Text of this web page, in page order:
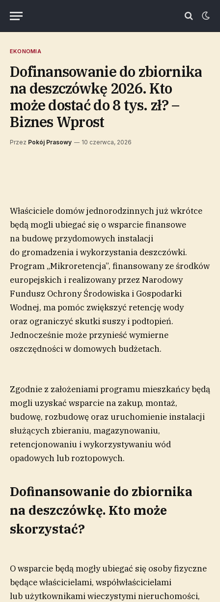
EKONOMIA
Dofinansowanie do zbiornika
na deszczówkę 2026. Kto
może dostać do 8 tys. zł? –
Biznes Wprost
Przez Pokój Prasowy 10 czerwca, 2026
Właściciele domów jednorodzinnych już wkrótce
będą mogli ubiegać się o wsparcie finansowe
na budowę przydomowych instalacji
do gromadzenia i wykorzystania deszczówki.
Program „Mikroretencja”, finansowany ze środków
europejskich i realizowany przez Narodowy
Fundusz Ochrony Środowiska i Gospodarki
Wodnej, ma pomóc zwiększyć retencję wody
oraz ograniczyć skutki suszy i podtopień.
Jednocześnie może przynieść wymierne
oszczędności w domowych budżetach.
Zgodnie z założeniami programu mieszkańcy będą
mogli uzyskać wsparcie na zakup, montaż,
budowę, rozbudowę oraz uruchomienie instalacji
służących zbieraniu, magazynowaniu,
retencjonowaniu i wykorzystywaniu wód
opadowych lub roztopowych.
Dofinansowanie do zbiornika
na deszczówkę. Kto może
skorzystać?
O wsparcie będą mogły ubiegać się osoby fizyczne
będące właścicielami, współwłaścicielami
lub użytkownikami wieczystymi nieruchomości,